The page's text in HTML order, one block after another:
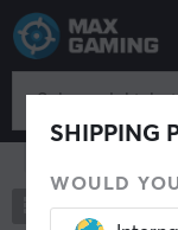
SHIPPING
WOULD
Datatilbehør
Trådløs
788